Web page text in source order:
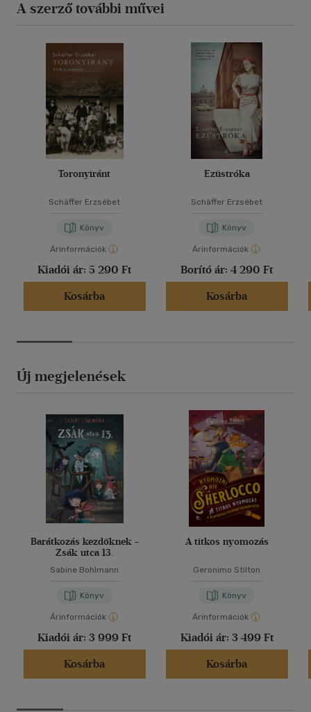
A szerző további művei
Toronyiránt
Schäffer Erzsébet
Könyv
Árinformációk
Kiadói ár: 5 290 Ft
Kosárba
Ezüstróka
Schäffer Erzsébet
Könyv
Árinformációk
Borító ár: 4 290 Ft
Kosárba
Új megjelenések
Barátkozás kezdőknek -
Zsák utca 13.
Sabine Bohlmann
Könyv
Árinformációk
Kiadói ár: 3 999 Ft
Kosárba
A titkos nyomozás
Geronimo Stilton
Könyv
Árinformációk
Kiadói ár: 3 499 Ft
Kosárba